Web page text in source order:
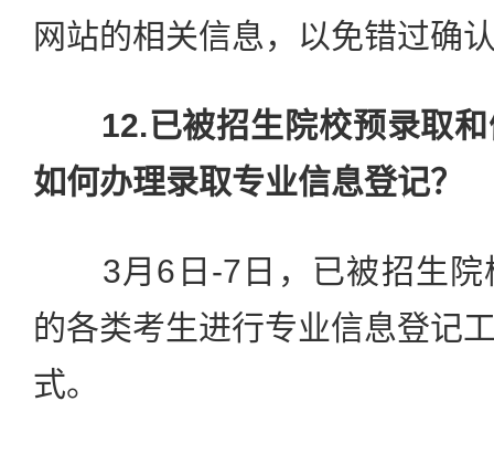
网站的相关信息，以免错过确
12.已被招生院校预录取
如何办理录取专业信息登记？
3月6日-7日，已被招生院
的各类考生进行专业信息登记
式。